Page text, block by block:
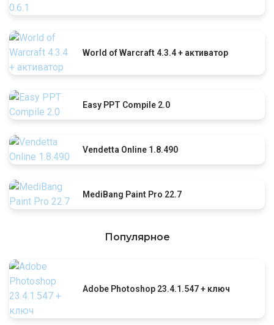
World of Warcraft 4.3.4 + активатор
Easy PPT Compile 2.0
Vendetta Online 1.8.490
MediBang Paint Pro 22.7
Популярное
Adobe Photoshop 23.4.1.547 + ключ